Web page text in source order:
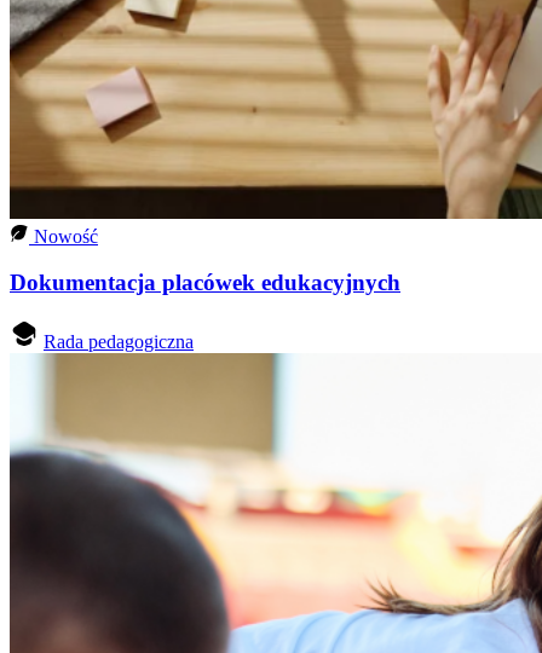
Nowość
Dokumentacja placówek edukacyjnych
Rada pedagogiczna